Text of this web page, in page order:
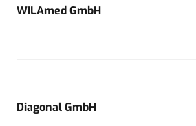
WILAmed GmbH
Diagonal GmbH